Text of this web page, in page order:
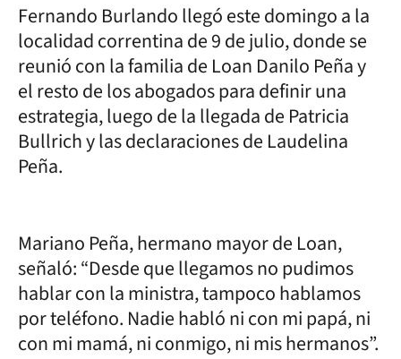
Fernando Burlando llegó este domingo a la
localidad correntina de 9 de julio, donde se
reunió con la familia de Loan Danilo Peña y
el resto de los abogados para definir una
estrategia, luego de la llegada de Patricia
Bullrich y las declaraciones de Laudelina
Peña.
Mariano Peña, hermano mayor de Loan,
señaló: “Desde que llegamos no pudimos
hablar con la ministra, tampoco hablamos
por teléfono. Nadie habló ni con mi papá, ni
con mi mamá, ni conmigo, ni mis hermanos”.